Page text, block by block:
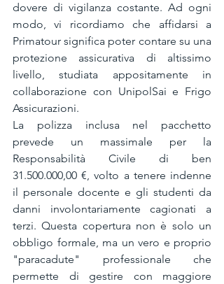
dovere di vigilanza costante. Ad ogni
modo, vi ricordiamo che affidarsi a
Primatour significa poter contare su una
protezione assicurativa di altissimo
livello, studiata appositamente in
collaborazione con UnipolSai e Frigo
Assicurazioni.
La polizza inclusa nel pacchetto
prevede un massimale per la
Responsabilità Civile di ben
31.500.000,00 €, volto a tenere indenne
il personale docente e gli studenti da
danni involontariamente cagionati a
terzi. Questa copertura non è solo un
obbligo formale, ma un vero e proprio
"paracadute" professionale che
permette di gestire con maggiore